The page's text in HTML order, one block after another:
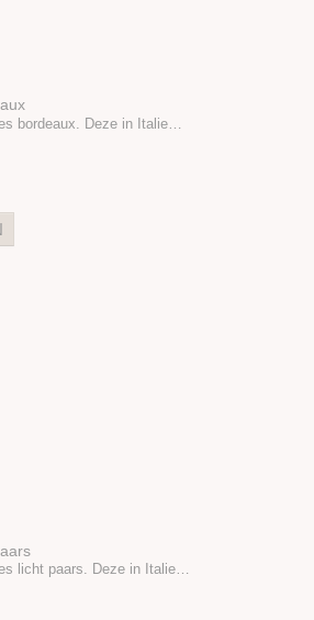
bordeaux. Deze in Italie…
licht paars. Deze in Italie…